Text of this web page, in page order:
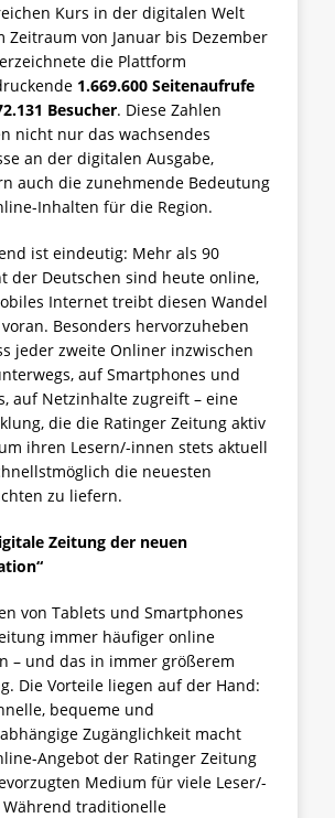
Kurs in der digitalen Welt
Zeitraum von Januar bis Dezember
die Plattform
1.669.600 Seitenaufrufe
Besucher. Diese Zahlen
nicht nur das wachsendes
an der digitalen Ausgabe,
auch die zunehmende Bedeutung
Inhalten für die Region.
ist eindeutig: Mehr als 90
der Deutschen sind heute online,
Internet treibt diesen Wandel
Besonders hervorzuheben
jeder zweite Onliner inzwischen
auf Smartphones und
auf Netzinhalte zugreift – eine
die die Ratinger Zeitung aktiv
ihren Lesern/-innen stets aktuell
die neuesten
zu liefern.
Zeitung der neuen
von Tablets und Smartphones
immer häufiger online
– und das in immer größerem
Die Vorteile liegen auf der Hand:
bequeme und
Zugänglichkeit macht
Angebot der Ratinger Zeitung
Medium für viele Leser/-
traditionelle